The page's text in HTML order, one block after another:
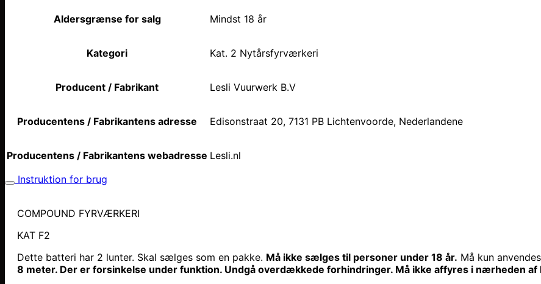
Aldersgrænse for salg Mindst 18 år
Kategori Kat. 2 Nytårsfyrværkeri
Producent / Fabrikant Lesli Vuurwerk B.V
Producentens / Fabrikantens adresse Edisonstraat 20, 7131 PB Lichtenvoorde, Nederlandene
Producentens / Fabrikantens webadresse Lesli.nl
Instruktion for brug
COMPOUND FYRVÆRKERI
KAT F2
Dette batteri har 2 lunter. Skal sælges som en pakke. Må ikke sælges til personer under 18 år. Må kun
8 meter. Der er forsinkelse under funktion. Undgå overdækkede forhindringer. Må ikke affyres i nærheden